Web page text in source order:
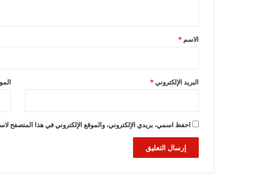
*
الاسم *
البريد الإلكتروني*
احفظ اسمي، بريدي الإلكتروني، والموقع الإلكتروني في هذا المتصفح